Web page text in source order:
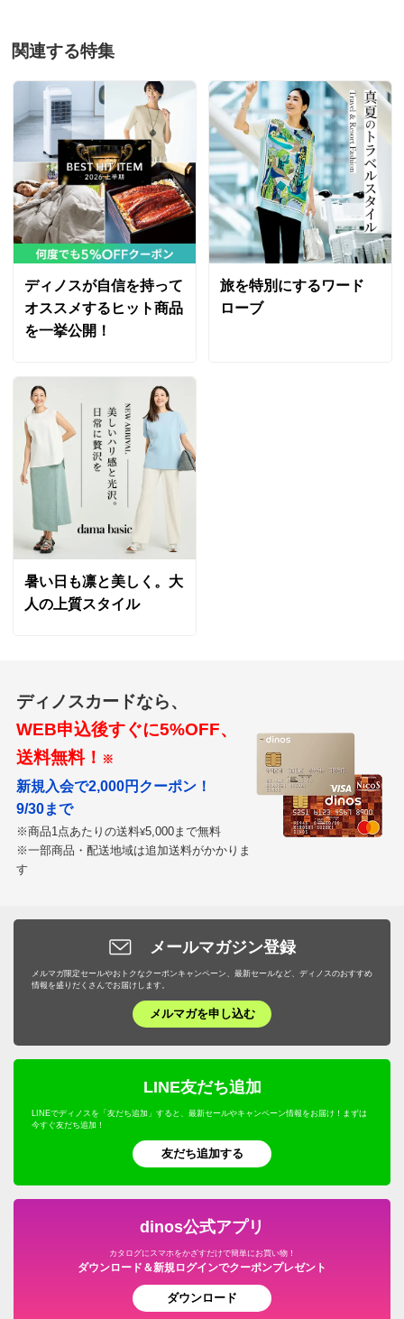
関連する特集
ディノスが自信を持って
オススメするヒット商品
を一挙公開！
旅を特別にするワード
ローブ
暑い日も凛と美しく。大
人の上質スタイル
ディノスカードなら、
WEB申込後すぐに5%OFF、
送料無料！ ※
新規入会で2,000円クーポン！
9/30まで
※商品1点あたりの送料¥5,000まで無料
※一部商品・配送地域は追加送料がかかりま
す
メールマガジン登録
メルマガ限定セールやおトクなクーポンキャンペーン、最新セールなど、ディノスのおすすめ
情報を盛りだくさんでお届けします。
メルマガを申し込む
LINE友だち追加
LINEでディノスを「友だち追加」すると、最新セールやキャンペーン情報をお届け！まずは
今すぐ友だち追加！
友だち追加する
dinos公式アプリ
カタログにスマホをかざすだけで簡単にお買い物！
ダウンロード＆新規ログインでクーポンプレゼント
ダウンロード